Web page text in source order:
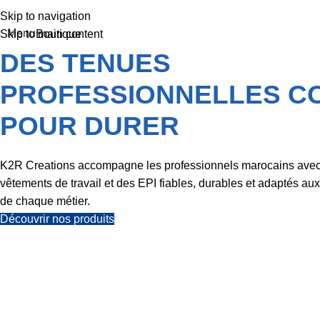
Skip to navigation
Skip to main content
MenuBoutique
DES TENUES
PROFESSIONNELLES
POUR DURER
K2R Creations accompagne les professionnels marocains
vêtements de travail et des EPI fiables, durables et adaptés
de chaque métier.
Découvrir nos produits